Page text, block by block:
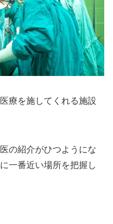
療を施してくれる施設
の紹介がひつようにな
一番近い場所を把握し